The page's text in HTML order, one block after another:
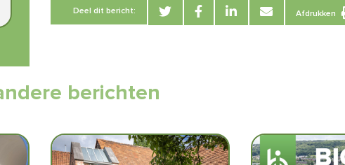
Deel dit bericht: Afdrukken
berichten